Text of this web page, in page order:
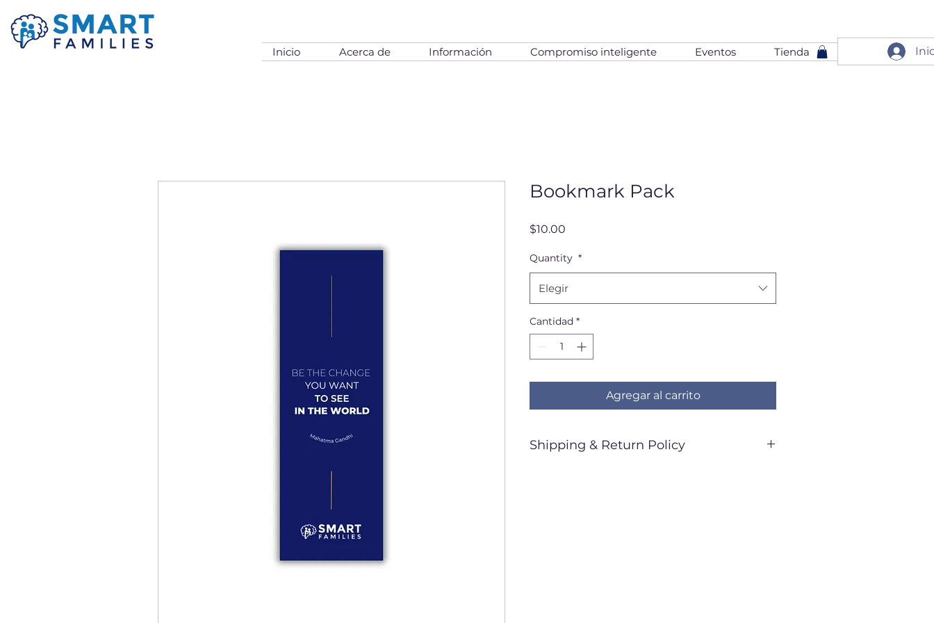
Inicio Acerca de Información Compromiso inteligente Eventos Tienda
Bookmark Pack
$10.00
Quantity *
Elegir
Cantidad *
Agregar al carrito
Shipping & Return Policy